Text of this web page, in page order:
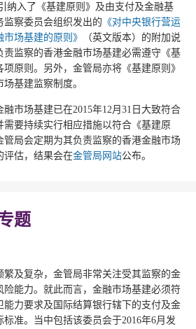
纳入了《基建原则》及由支付及金融基
监察委员会组织发出的 《对中央银行营运
场基建的原则》
（英文版本）的附加说
责监察的香港金融市场基建必需遵守《基
原则。另外，金管局亦将《基建原则》
基建监察制度。
市场基建已在2015年12月31日大致符合
需要持续实行相应措施以符合《基建原
管局会定期为其负责监察的香港金融市场
评估，结果会在金管局网站公布。
题
繁及复杂，金管局非常关注受其监察的金
险能力。就此而言，金融市场基建必须符
能力要求及国际结算银行辖下的支付及金
准。当中包括该委员会于2016年6月发